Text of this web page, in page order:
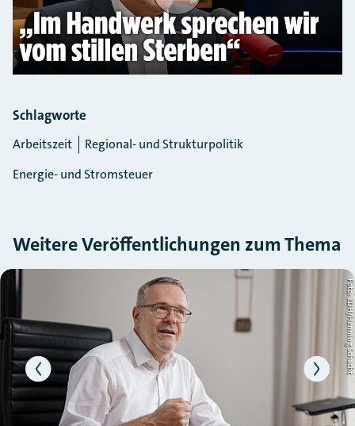
Schlagworte
Arbeitszeit
Regional- und Strukturpolitik
Energie- und Stromsteuer
Weitere Veröffentlichungen zum Thema
Slider überspringen Foto: ZDH/Henning Schacht